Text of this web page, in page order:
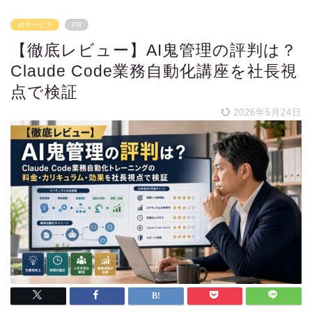
AIサービス PR
【徹底レビュー】AI鬼管理の評判は？
Claude Code業務自動化講座を社長視
点で検証
2026年5月24日